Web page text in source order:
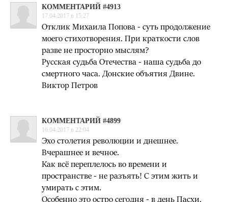
КОММЕНТАРИЙ #4913
17.04.2017 в 15:27
Отклик Михаила Попова - суть продолжение
моего стихотворения. При краткости слов
разве не просторно мыслям?
Русская судьба Отечества - наша судьба до
смертного часа. Донские объятия Двине.
Виктор Петров
КОММЕНТАРИЙ #4899
16.04.2017 в 22:04
Эхо столетия революции и днешнее.
Вчерашнее и вечное.
Как всё переплелось во времени и
пространстве - не разъять! С этим жить и
умирать с этим.
Особенно это остро сегодня - в день Пасхи,